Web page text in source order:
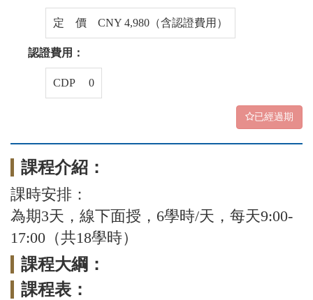
定 價 CNY 4,980（含認證費用）
認證費用：
CDP 0
已經過期
課程介紹：
課時安排：
為期3天，線下面授，6學時/天，每天9:00-
17:00（共18學時）
課程大綱：
課程表：